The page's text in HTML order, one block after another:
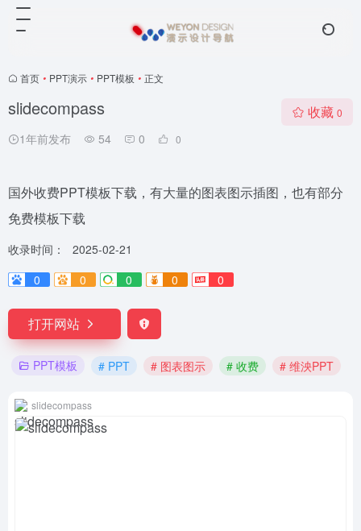
首页 • PPT演示 • PPT模板 • 正文
slidecompass
1年前发布 54 0 0
收藏 0
国外收费PPT模板下载，有大量的图表图示插图，也有部分
免费模板下载
收录时间：
2025-02-21
0
0 0 0 0
打开网站
PPT模板 # PPT # 图表图示 # 收费 # 维泱PPT
slidecompass